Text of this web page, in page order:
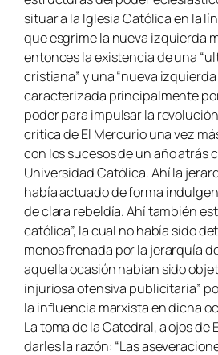
situar a la Iglesia Católica en la
que esgrime la nueva izquierda
entonces la existencia de una
cristiana” y una “nueva izquierda
caracterizada principalmente
poder para impulsar la
crítica de El Mercurio una vez
con los sucesos de un año atrás
Universidad Católica. Ahí la
había actuado de forma
de clara rebeldía. Ahí también
católica”, la cual no había sido
menos frenada por la jerarquía
aquella ocasión habían sido
injuriosa ofensiva publicitaria”
la influencia marxista en dicha
La toma de la Catedral, a ojos de
darles la razón: “Las